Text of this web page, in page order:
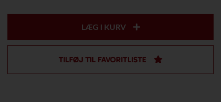
LÆG I KURV
TILFØJ TIL FAVORITLISTE